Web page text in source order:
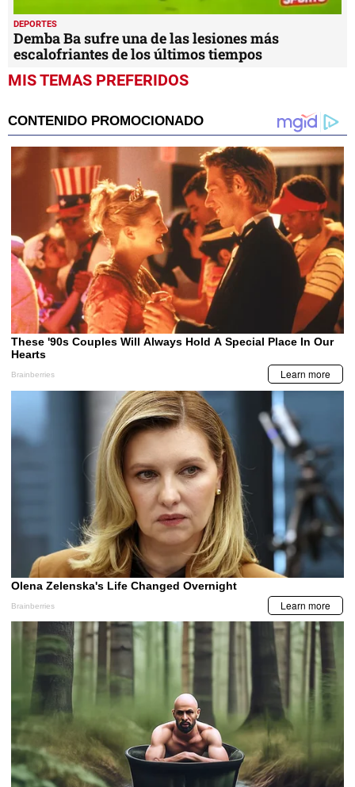
DEPORTES
Demba Ba sufre una de las lesiones más
escalofriantes de los últimos tiempos
MIS TEMAS PREFERIDOS